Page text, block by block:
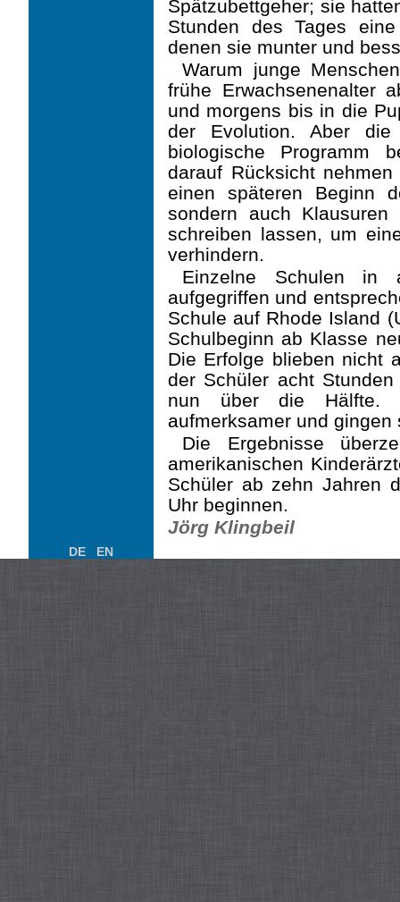
Spätzubettgeher; sie
Stunden des Tages
denen sie munter und
Warum junge
frühe Erwachsenenalter
und morgens bis in die
der Evolution. Aber
biologische Programm
darauf Rücksicht
einen späteren Beginn
sondern auch
schrei­ben lassen, um
verhindern.
Einzelne Schulen in
aufgegriffen und
Schule auf Rhode Island
Schulbeginn ab Klasse
Die Erfolge blieben nicht
der Schüler acht
nun über die Hälfte.
aufmerksamer und
Die Ergebnisse
amerikanischen
Schüler ab zehn Jahren
Uhr beginnen.
Jörg Klingbeil
DE EN